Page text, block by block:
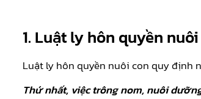
1. Luật ly hôn quyền
Luật ly hôn quyền nuôi con quy định
Thứ nhất, việc trông nom, nuôi